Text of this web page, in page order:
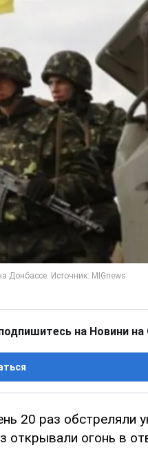
на Новини на
20 раз обстреляли
открывали огонь в